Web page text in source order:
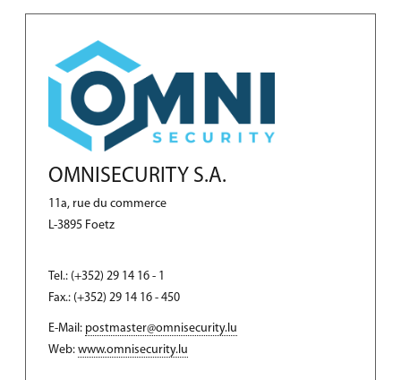
OMNISECURITY S.A.
11a, rue du commerce
L-3895 Foetz
Tel.: (+352) 29 14 16 - 1
Fax.: (+352) 29 14 16 - 450
E-Mail: postmaster@omnisecurity.lu
Web:www.omnisecurity.lu